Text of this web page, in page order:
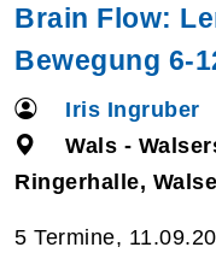
Brain Flow:
Bewegung 6-
Iris Ingruber
Wals -
Ringerhalle,
5 Termine,